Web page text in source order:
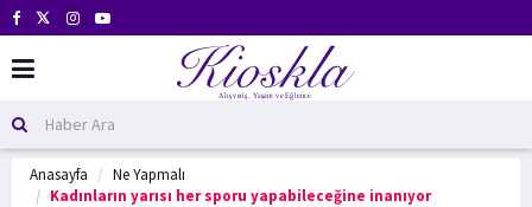
Anasayfa
Ne Yapmalı
Kadınların yarısı her sporu yapabileceğine inanıyor